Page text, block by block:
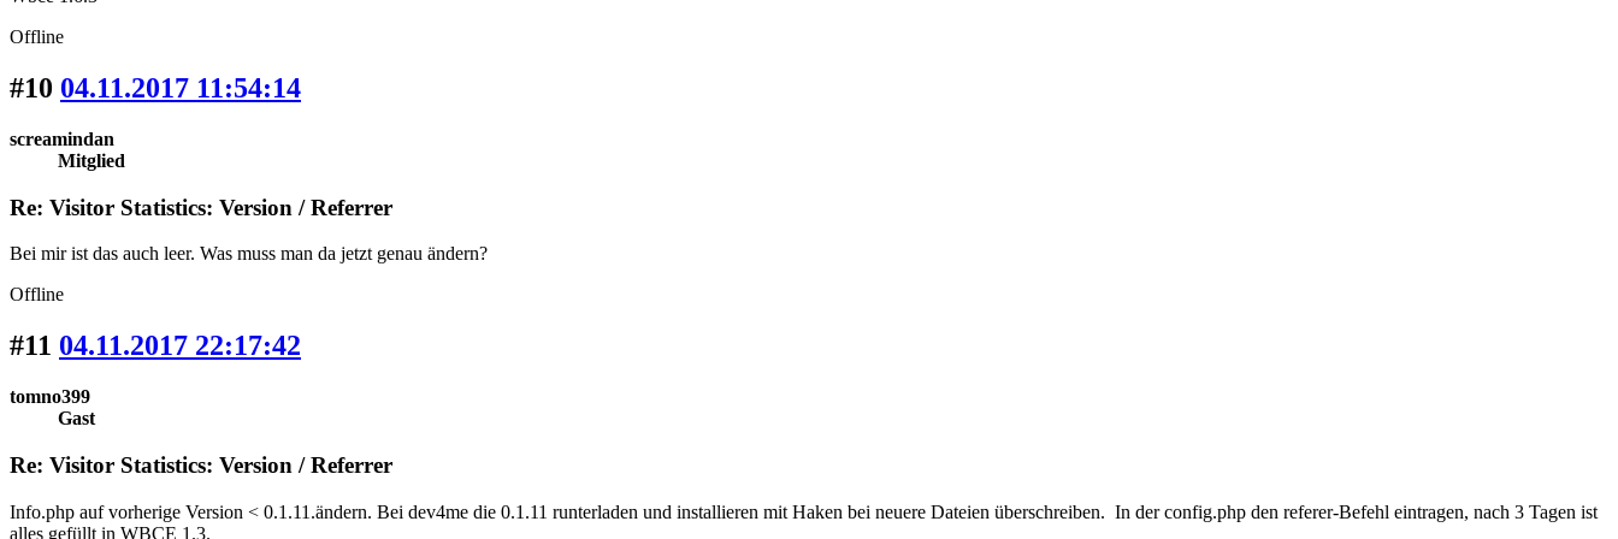
Offline
#10 04.11.2017 11:54:14
screamindan
Mitglied
Re: Visitor Statistics: Version / Referrer
Bei mir ist das auch leer. Was muss man da jetzt genau ändern?
Offline
#11 04.11.2017 22:17:42
tomno399
Gast
Re: Visitor Statistics: Version / Referrer
Info.php auf vorherige Version < 0.1.11.ändern. Bei dev4me die 0.1.11 runterladen und installieren mit Haken bei neuere Dateien überschreiben. In der config.php den referer-Befehl eintragen, nach 3 Tagen ist
alles gefüllt in WBCE 1.3.